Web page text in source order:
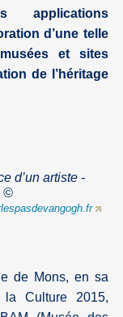
applications
d’une telle
et sites
de l’héritage
d’un artiste -
©
de Mons, en sa
Culture 2015,